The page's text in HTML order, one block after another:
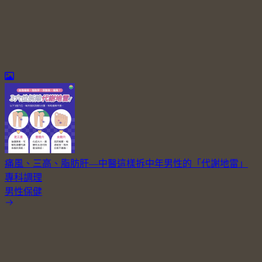
痛風、三高、脂肪肝—中醫這樣拆中年男性的「代謝地雷」
專科調理
男性保健